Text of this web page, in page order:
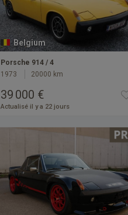
Belgium
Porsche 914 / 4
1973
20000 km
39 000 €
Actualisé il y a 22 jours